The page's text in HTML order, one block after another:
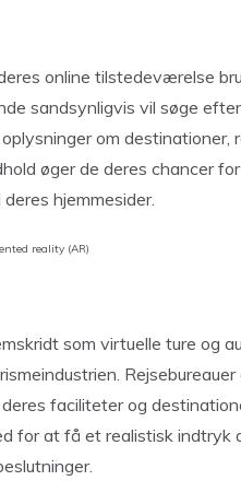
online tilstedeværelse
sandsynligvis vil søge
om
øger de deres chancer
hjemmesider.
reality (AR)
som virtuelle ture og
faciliteter og
for at få et realistisk